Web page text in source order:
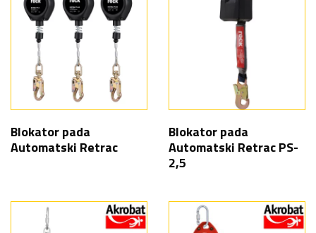
Blokator pada
Automatski Retrac
Blokator pada
Automatski Retrac PS-
2,5